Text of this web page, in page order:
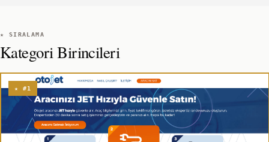
★ SIRALAMA
Kategori Birincileri
★ #1